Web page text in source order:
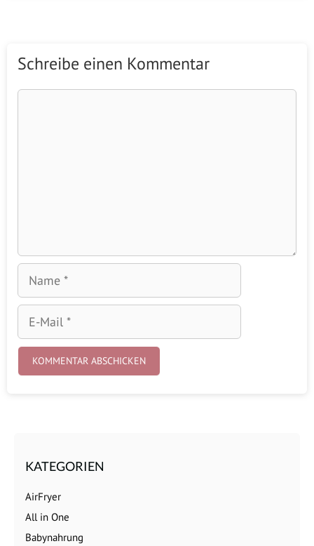
Schreibe einen Kommentar
Name
Mail
KATEGORIEN
AirFryer
All in One
Babynahrung